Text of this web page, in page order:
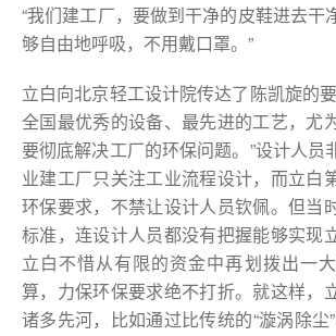
“我们建工厂，要做到干净的皮鞋进去干
够自由地呼吸，不用戴口罩。”
立白向北京轻工设计院传达了陈凯旋的
全国最优秀的设备、最先进的工艺，尤
要彻底解决工厂的环保问题。”设计人员
业建工厂只关注工业流程设计，而立白
环保要求，不禁让设计人员钦佩。但当
标准，连设计人员都没有把握能够实现
立白不惜从有限的资金中再划拨出一
算，力保环保要求绝不打折。就这样，
诸多先河，比如通过比传统的“漩涡除尘